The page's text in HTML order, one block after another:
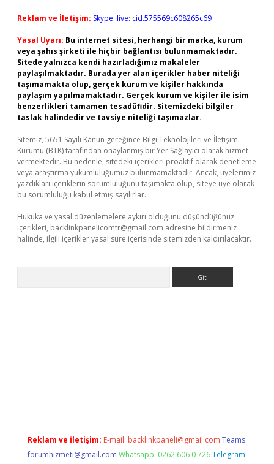
Reklam ve İletişim: Skype: live:.cid.575569c608265c69
Yasal Uyarı: Bu internet sitesi, herhangi bir marka, kurum
veya şahıs şirketi ile hiçbir bağlantısı bulunmamaktadır.
Sitede yalnızca kendi hazırladığımız makaleler
paylaşılmaktadır. Burada yer alan içerikler haber niteliği
taşımamakta olup, gerçek kurum ve kişiler hakkında
paylaşım yapılmamaktadır. Gerçek kurum ve kişiler ile isim
benzerlikleri tamamen tesadüfidir. Sitemizdeki bilgiler
taslak halindedir ve tavsiye niteliği taşımazlar.
Sitemiz, 5651 Sayılı Kanun gereğince Bilgi Teknolojileri ve İletişim
Kurumu (BTK) tarafından onaylanmış bir Yer Sağlayıcı olarak hizmet
vermektedir. Bu nedenle, sitedeki içerikleri proaktif olarak denetleme
veya araştırma yükümlülüğümüz bulunmamaktadır. Ancak, üyelerimiz
yazdıkları içeriklerin sorumluluğunu taşımakta olup, siteye üye olarak
bu sorumluluğu kabul etmiş sayılırlar.
Hukuka ve yasal düzenlemelere aykırı olduğunu düşündüğünüz
içerikleri, backlinkpanelicomtr@gmail.com adresine bildirmeniz
halinde, ilgili içerikler yasal süre içerisinde sitemizden kaldırılacaktır.
Reklam ve İletişim: E-mail: backlinkpaneli@gmail.com Teams:
forumhizmeti@gmail.com Whatsapp: 0262 606 0 726 Telegram: